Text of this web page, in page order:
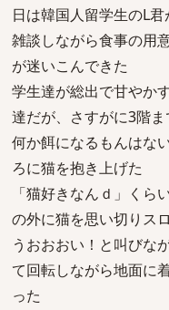
日は韓国人留学生のL
雑談しながら食事の用
が迷いこんできた
学生達が総出で甘やか
達だが、さすがに3階
何か餌になるもんはな
ろに猫を抱き上げた
「猫好きなんｄ」くら
の外に猫を思い切りス
うおおおい！と叫びな
て回転しながら地面に
った